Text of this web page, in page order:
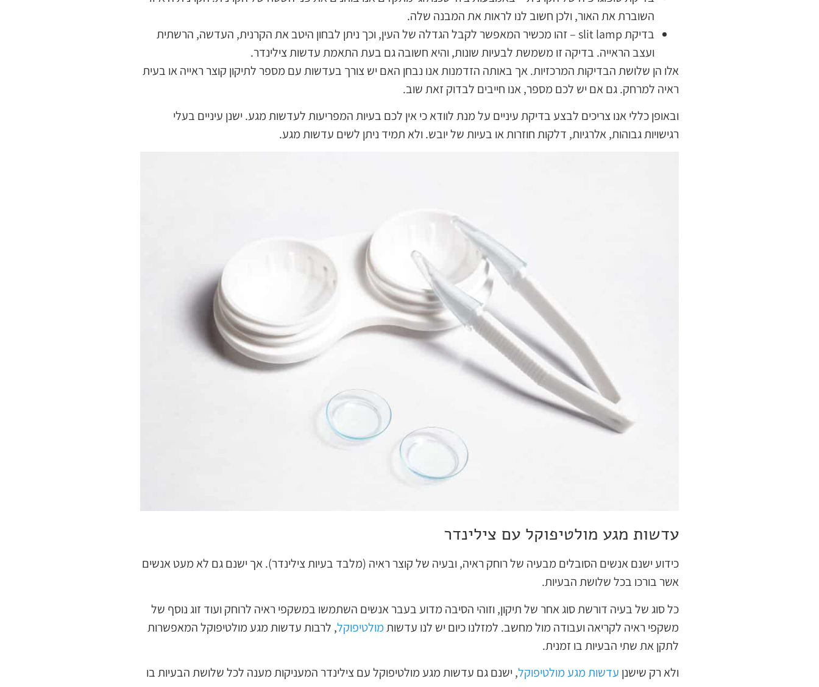
השוברת את האור, ולכן חשוב לנו לראות את המבנה שלה.
בדיקת slit lamp – זהו מכשיר המאפשר לקבל הגדלה של העין, וכך ניתן לבחון היטב את הקרנית, העדשה, הרשתית
ועצב הראייה. בדיקה זו משמשת לבעיות שונות, והיא חשובה גם בעת התאמת עדשות צילינדר.
אלו הן שלושת הבדיקות המרכזיות. אך באותה הזדמנות אנו נבחן האם יש צורך בעדשות עם מספר לתיקון קוצר ראייה או בעית
ראיה למרחק. גם אם יש לכם מספר, אנו חייבים לבדוק זאת שוב.
ובאופן כללי אנו צריכים לבצע בדיקת עיניים על מנת לוודא כי אין לכם בעיות המפריעות לעדשות מגע. ישנן עיניים בעלי
רגישויות גבוהות, אלרגיות, דלקות חוזרות או בעיות של יובש. ולא תמיד ניתן לשים עדשות מגע.
עדשות מגע מולטיפוקל עם צילינדר
כידוע ישנם אנשים הסובלים מבעיה של רוחק ראיה, ובעיה של קוצר ראיה (מלבד בעיות צילינדר). אך ישנם גם לא מעט אנשים
אשר בורכו בכל שלושת הבעיות.
כל סוג של בעיה דורשת סוג אחר של תיקון, וזוהי הסיבה מדוע בעבר אנשים השתמשו במשקפי ראיה לרוחק ועוד זוג נוסף של
משקפי ראיה לקריאה ועבודה מול מחשב. למזלנו כיום יש לנו עדשותמולטיפוקל, לרבות עדשות מגע מולטיפוקל המאפשרות
לתקן את שתי הבעיות בו זמנית.
ולא רק שישנן עדשות מגע מולטיפוקל, ישנם גם עדשות מגע מולטיפוקל עם צילינדר המעניקות מענה לכל שלושת הבעיות בו